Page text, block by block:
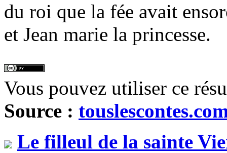
du roi que la fée avait
et Jean marie la princesse.
Vous pouvez utiliser ce
Source :
Le filleul de la sainte